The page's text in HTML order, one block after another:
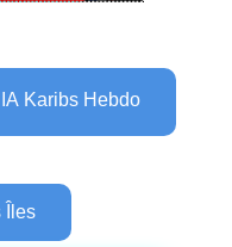
Karibs Hebdo
Îles